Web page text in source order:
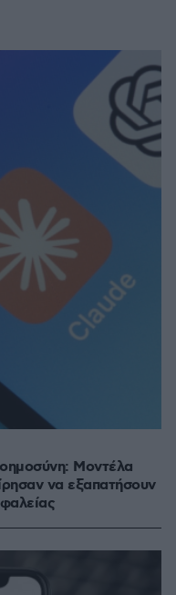
Μοντέλα
να εξαπατήσουν